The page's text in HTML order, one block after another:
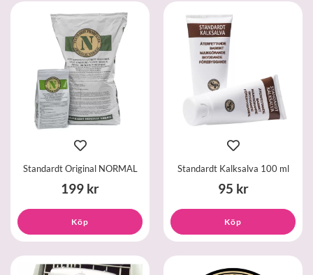
Standardt Original NORMAL
199 kr
Köp
Standardt Kalksalva 100 ml
95 kr
Köp